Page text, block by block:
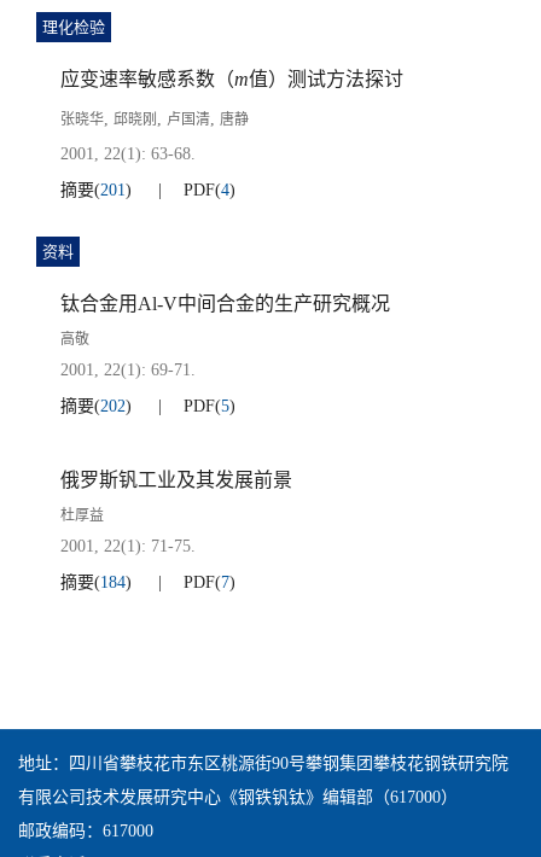
理化检验
应变速率敏感系数（m值）测试方法探讨
张晓华, 邱晓刚 , 卢国清, 唐静
2001, 22(1): 63-68.
摘要(201) PDF(4)
资料
钛合金用Al-V中间合金的生产研究概况
高敬
2001, 22(1): 69-71.
摘要(202) PDF(5)
俄罗斯钒工业及其发展前景
杜厚益
2001, 22(1): 71-75.
摘要(184) PDF(7)
地址：四川省攀枝花市东区桃源街90号攀钢集团攀枝花钢铁研究院
有限公司技术发展研究中心《钢铁钒钛》编辑部（617000）
邮政编码：617000